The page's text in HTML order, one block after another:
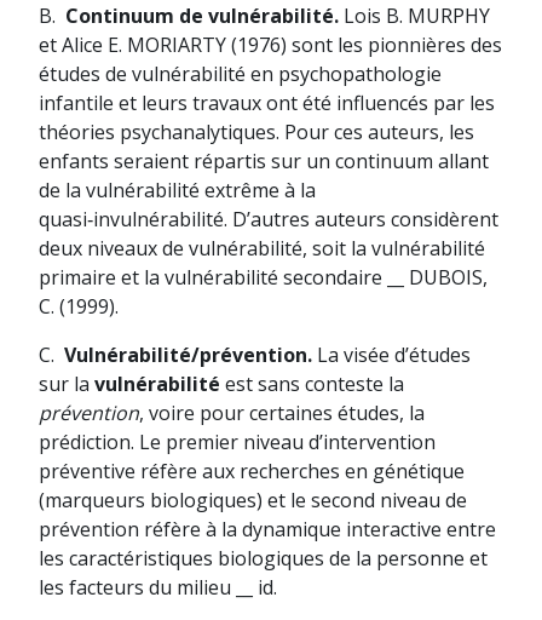
B. Continuum de vulnérabilité.Lois B. MURPHY
et Alice E. MORIARTY (1976) sont les pionnières des
études de vulnérabilité en psychopathologie
infantile et leurs travaux ont été influencés par les
théories psychanalytiques. Pour ces auteurs, les
enfants seraient répartis sur un continuum allant
de la vulnérabilité extrême à la
quasi‑invulnérabilité. D’autres auteurs considèrent
deux niveaux de vulnérabilité, soit la vulnérabilité
primaire et la vulnérabilité secondaire __ DUBOIS,
C. (1999).
C. Vulnérabilité/prévention.La visée d’études
sur la vulnérabilité est sans conteste la
prévention, voire pour certaines études, la
prédiction. Le premier niveau d’intervention
préventive réfère aux recherches en génétique
(marqueurs biologiques) et le second niveau de
prévention réfère à la dynamique interactive entre
les caractéristiques biologiques de la personne et
les facteurs du milieu __ id.